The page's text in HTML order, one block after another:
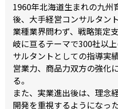
1960年北海道生まれの九
後、大手経営コンサルタン
業種業界問わず、戦略策定
岐に亘るテーマで300社以
サルタントとしての指導実
営業力、商品力双方の強化
る。
また、実業進出後は、理念
開発を重視するようになっ